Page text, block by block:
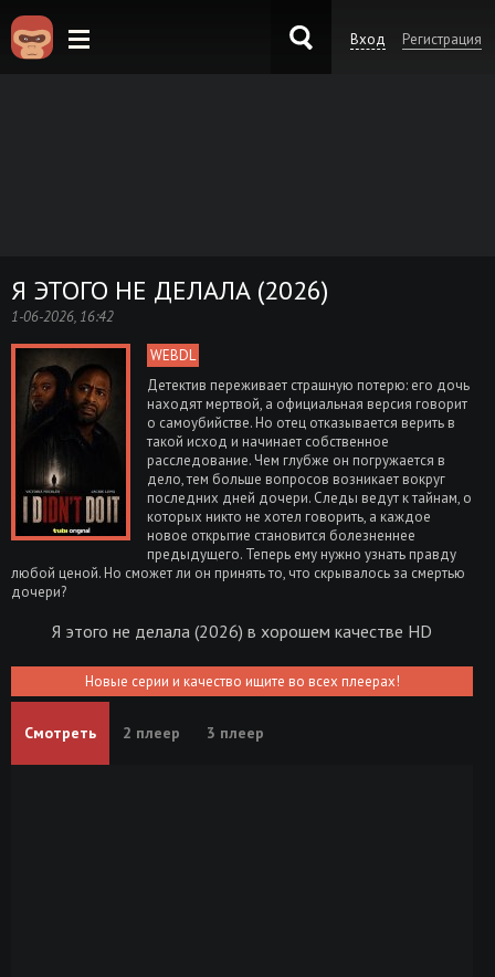
Вход Регистрация
Я ЭТОГО НЕ ДЕЛАЛА (2026)
1-06-2026, 16:42
WEBDL
Детектив переживает страшную потерю: его дочь
находят мертвой, а официальная версия говорит
о самоубийстве. Но отец отказывается верить в
такой исход и начинает собственное
расследование. Чем глубже он погружается в
дело, тем больше вопросов возникает вокруг
последних дней дочери. Следы ведут к тайнам, о
которых никто не хотел говорить, а каждое
новое открытие становится болезненнее
предыдущего. Теперь ему нужно узнать правду
любой ценой. Но сможет ли он принять то, что скрывалось за смертью
дочери?
Я этого не делала (2026) в хорошем качестве HD
Новые серии и качество ищите во всех плеерах!
Смотреть 2 плеер 3 плеер